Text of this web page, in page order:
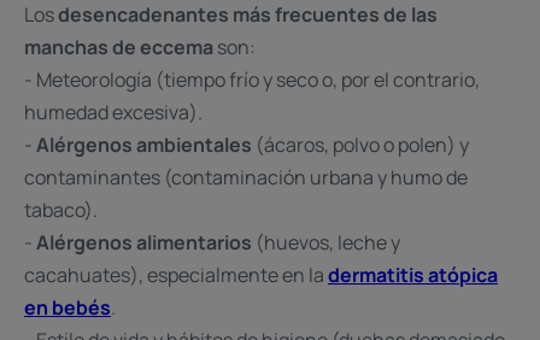
Losdesencadenantes más frecuentes de las
manchas de eccema son:
- Meteorología (tiempo frío y seco o, por el contrario,
humedad excesiva).
-Alérgenos ambientales (ácaros, polvo o polen) y
contaminantes (contaminación urbana y humo de
tabaco).
-Alérgenos alimentarios (huevos, leche y
cacahuates), especialmente en ladermatitis atópica
en bebés.